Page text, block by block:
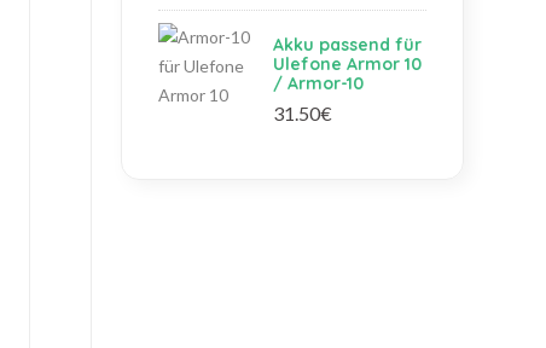
Akku passend für
Ulefone Armor 10
/ Armor-10
31.50€